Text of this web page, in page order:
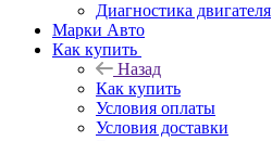
Диагностика двигателя
Марки Авто
Как купить
Назад
Как купить
Условия оплаты
Условия доставки